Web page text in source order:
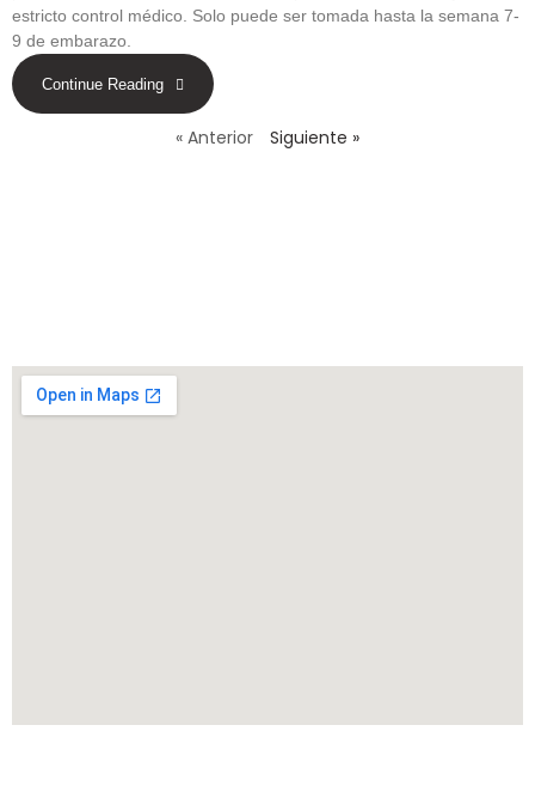
estricto control médico. Solo puede ser tomada hasta la semana 7-
9 de embarazo.
Continue Reading
« Anterior Siguiente »